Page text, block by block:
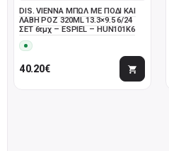
DIS. VIENNA ΜΠΩΛ ΜΕ ΠΟΔΙ ΚΑΙ
ΛΑΒΗ ΡΟΖ 320ML 13.3×9.5 6/24
ΣΕΤ 6τμχ – ESPIEL – HUN101K6
40.20€